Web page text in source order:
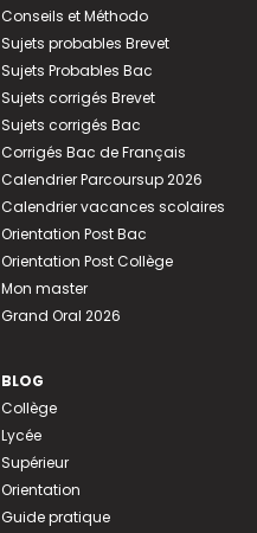
Conseils et Méthodo
Sujets probables Brevet
Sujets Probables Bac
Sujets corrigés Brevet
Sujets corrigés Bac
Corrigés Bac de Français
Calendrier Parcoursup 2026
Calendrier vacances scolaires
Orientation Post Bac
Orientation Post Collège
Mon master
Grand Oral 2026
BLOG
Collège
Lycée
Supérieur
Orientation
Guide pratique